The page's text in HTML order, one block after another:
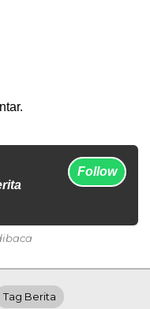
Follow
Tag Berita